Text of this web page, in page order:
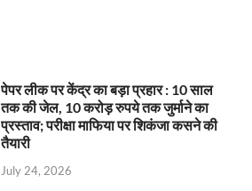
पेपर लीक पर केंद्र का बड़ा प्रहार : 10 साल
तक की जेल, 10 करोड़ रुपये तक जुर्माने का
प्रस्ताव; परीक्षा माफिया पर शिकंजा कसने की
तैयारी
July 24, 2026